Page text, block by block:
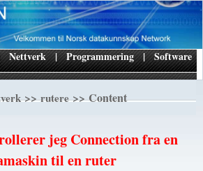
Nettverk | Programmering | Software
>>rutere>> Content
jeg Connection fra en
til en ruter